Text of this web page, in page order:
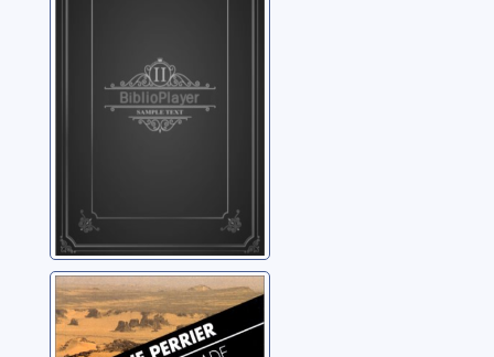
Curtet, Jean-Samuel
La voie nomade
Perrier, Anne